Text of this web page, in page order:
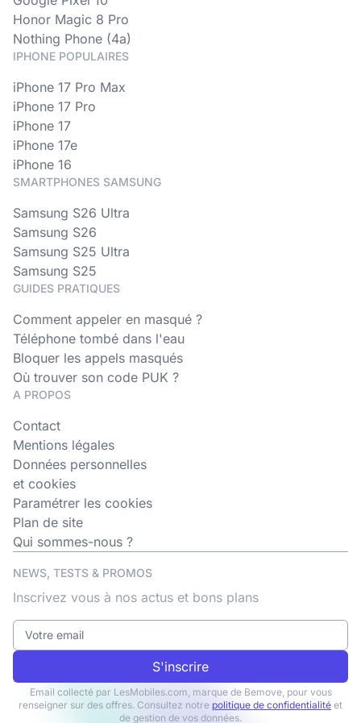
Honor Magic 8 Pro
Nothing Phone (4a)
IPHONE POPULAIRES
iPhone 17 Pro Max
iPhone 17 Pro
iPhone 17
iPhone 17e
iPhone 16
SMARTPHONES SAMSUNG
Samsung S26 Ultra
Samsung S26
Samsung S25 Ultra
Samsung S25
GUIDES PRATIQUES
Comment appeler en masqué ?
Téléphone tombé dans l'eau
Bloquer les appels masqués
Où trouver son code PUK ?
A PROPOS
Contact
Mentions légales
Données personnelles
et cookies
Paramétrer les cookies
Plan de site
Qui sommes-nous ?
NEWS, TESTS & PROMOS
Inscrivez vous à nos actus et bons plans
S'inscrire
Email collecté par LesMobiles.com, marque de Bemove, pour vous
renseigner sur des offres. Consultez notre politique de confidentialité et
de gestion de vos données.